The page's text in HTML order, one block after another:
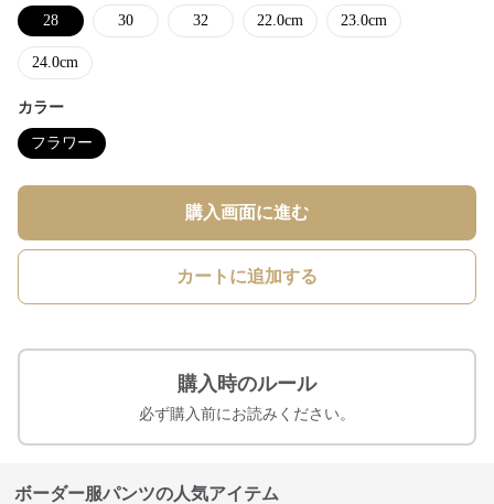
28 30 32 22.0cm 23.0cm
24.0cm
カラー
フラワー
購入画面に進む
カートに追加する
購入時のルール
必ず購入前にお読みください。
ボーダー服パンツの人気アイテム